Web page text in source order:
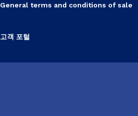
General terms and conditions of sale
고객 포털